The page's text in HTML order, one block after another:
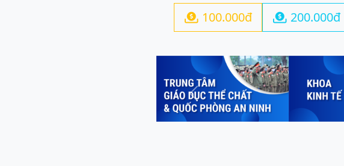
 100.000đ  200.000đ
Previous